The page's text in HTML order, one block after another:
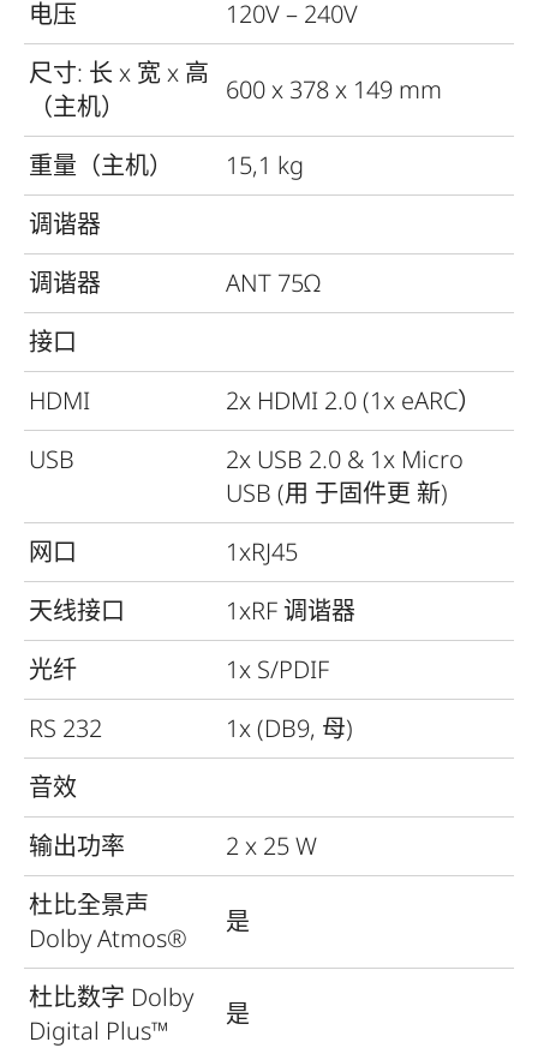
电压
120V – 240V
尺寸: 长 x 宽 x 高
（主机）
600 x 378 x 149 mm
重量（主机）
15,1 kg
调谐器
调谐器
ANT 75Ω
接口
HDMI
2x HDMI 2.0 (1x eARC）
USB
2x USB 2.0 & 1x Micro
USB (用 于固件更 新)
网口
1xRJ45
天线接口
1xRF 调谐器
光纤
1x S/PDIF
RS 232
1x (DB9, 母)
音效
输出功率
2 x 25 W
杜比全景声
Dolby Atmos®
是
杜比数字 Dolby
Digital Plus™
是